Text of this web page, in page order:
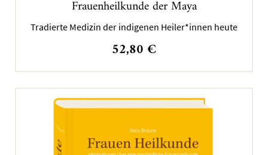
Frauenheilkunde der Maya
Tradierte Medizin der indigenen Heiler*innen heute
52,80 €